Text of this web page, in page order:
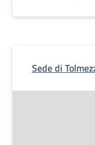
Sede di